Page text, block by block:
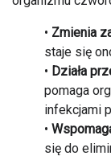
• Zmienia
staje się
• Działa
pomaga
infekcjami
•
się do